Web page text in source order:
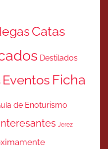
Catas
Destilados
Eventos Ficha
de Enoturismo
Jerez